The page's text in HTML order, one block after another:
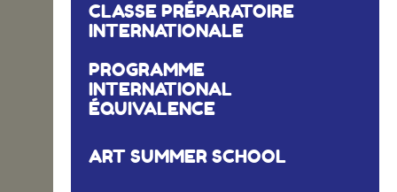
CLASSE PRÉPARATOIRE
INTERNATIONALE
PROGRAMME
INTERNATIONAL
ÉQUIVALENCE
ART SUMMER SCHOOL